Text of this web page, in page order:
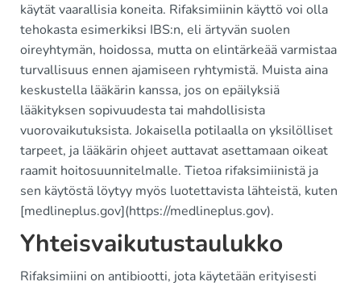
käytät vaarallisia koneita. Rifaksimiinin käyttö voi olla
tehokasta esimerkiksi IBS:n, eli ärtyvän suolen
oireyhtymän, hoidossa, mutta on elintärkeää varmistaa
turvallisuus ennen ajamiseen ryhtymistä. Muista aina
keskustella lääkärin kanssa, jos on epäilyksiä
lääkityksen sopivuudesta tai mahdollisista
vuorovaikutuksista. Jokaisella potilaalla on yksilölliset
tarpeet, ja lääkärin ohjeet auttavat asettamaan oikeat
raamit hoitosuunnitelmalle. Tietoa rifaksimiinistä ja
sen käytöstä löytyy myös luotettavista lähteistä, kuten
[medlineplus.gov](https://medlineplus.gov).
Yhteisvaikutustaulukko
Rifaksimiini on antibiootti, jota käytetään erityisesti